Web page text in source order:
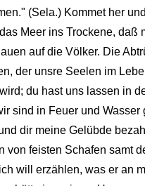
(Sela.) Kommet her
Meer ins Trockene,
auf die Völker. Die
der unsre Seelen im
du hast uns lassen in
sind in Feuer und
dir meine Gelübde
von feisten Schafen samt
will erzählen, was er an